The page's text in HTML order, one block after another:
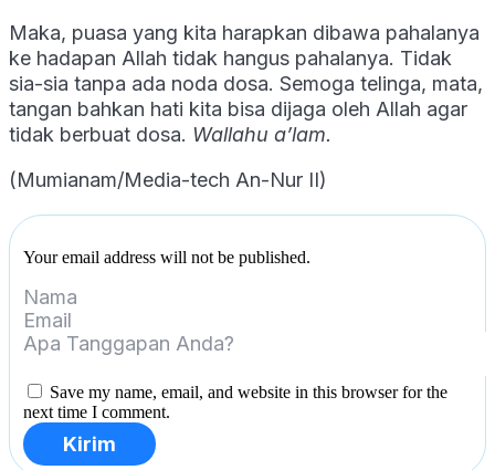
Maka, puasa yang kita harapkan dibawa pahalanya
ke hadapan Allah tidak hangus pahalanya. Tidak
sia-sia tanpa ada noda dosa. Semoga telinga, mata,
tangan bahkan hati kita bisa dijaga oleh Allah agar
tidak berbuat dosa. Wallahu a’lam.
(Mumianam/Media-tech An-Nur II)
Your email address will not be published.
Save my name, email, and website in this browser for the
next time I comment.
Kirim